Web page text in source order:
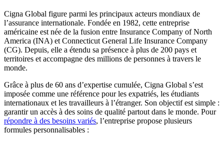
Cigna Global figure parmi les principaux acteurs mondiaux de
l’assurance internationale. Fondée en 1982, cette entreprise
américaine est née de la fusion entre Insurance Company of North
America (INA) et Connecticut General Life Insurance Company
(CG). Depuis, elle a étendu sa présence à plus de 200 pays et
territoires et accompagne des millions de personnes à travers le
monde.
Grâce à plus de 60 ans d’expertise cumulée, Cigna Global s’est
imposée comme une référence pour les expatriés, les étudiants
internationaux et les travailleurs à l’étranger. Son objectif est simple :
garantir un accès à des soins de qualité partout dans le monde. Pour
répondre à des besoins variés, l’entreprise propose plusieurs
formules personnalisables :